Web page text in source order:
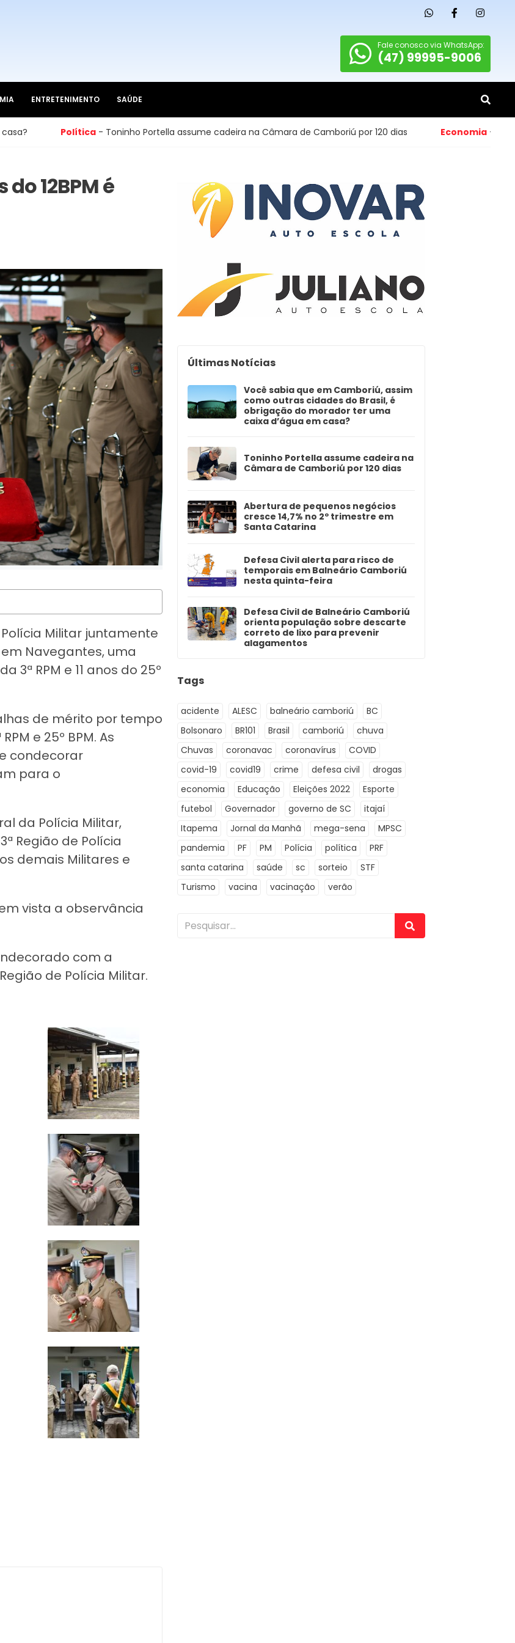
Fale conosco via WhatsApp:
(47) 99995-9006
ENTRETENIMENTO SAÚDE
- Toninho Portella assume cadeira na Câmara de Camboriú por 120 dias Economia- Abertura de pequenos
12BPM é
Militar juntamente
Navegantes, uma
RPM e 11 anos do 25º
de mérito por tempo
e 25º BPM. As
condecorar
para o
da Polícia Militar,
Região de Polícia
demais Militares e
vista a observância
com a
de Polícia Militar.
Últimas Notícias
Você sabia que em Camboriú, assim
como outras cidades do Brasil, é
obrigação do morador ter uma
caixa d’água em casa?
Toninho Portella assume cadeira na
Câmara de Camboriú por 120 dias
Abertura de pequenos negócios
cresce 14,7% no 2º trimestre em
Santa Catarina
Defesa Civil alerta para risco de
temporais em Balneário Camboriú
nesta quinta-feira
Defesa Civil de Balneário Camboriú
orienta população sobre descarte
correto de lixo para prevenir
alagamentos
Tags
acidente ALESC balneário camboriú
BC
Bolsonaro
BR101 Brasil camboriú
chuva
Chuvas
coronavac coronavírus
COVID
covid-19
covid19 crime defesa civil
drogas
economia
Educação Eleições 2022
Esporte
futebol
Governador governo de SC
itajaí
Itapema
Jornal da Manhã mega-sena
MPSC
pandemia
PF PM Polícia política
PRF
santa catarina
saúde sc sorteio
STF
Turismo
vacina vacinação verão